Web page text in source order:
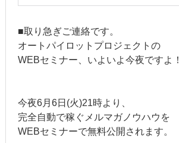
■取り急ぎご連絡です。
オートパイロットプロジェクトの
WEBセミナー、いよいよ今夜ですよ！
今夜6月6日(火)21時より、
完全自動で稼ぐメルマガノウハウを
WEBセミナーで無料公開されます。